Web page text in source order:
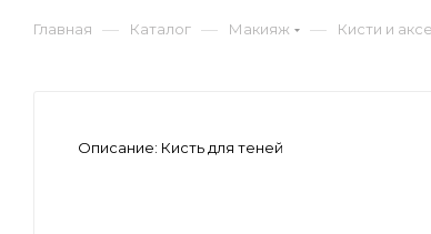
Главная — Каталог — Макияж — Кисти и
Описание: Кисть для теней